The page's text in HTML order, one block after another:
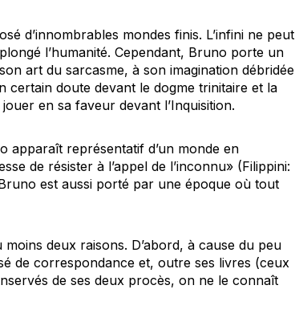
d’innombrables mondes finis. L’infini ne peut
l’humanité. Cependant, Bruno porte un
art du sarcasme, à son imagination débridée
certain doute devant le dogme trinitaire et la
en sa faveur devant l’Inquisition.
apparaît représentatif d’un monde en
de résister à l’appel de l’inconnu» (Filippini:
est aussi porté par une époque où tout
deux raisons. D’abord, à cause du peu
de correspondance et, outre ses livres (ceux
de ses deux procès, on ne le connaît